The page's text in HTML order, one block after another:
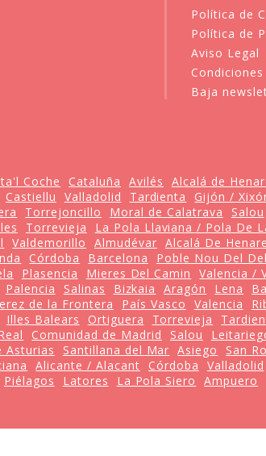
Política de
Política de
Aviso Legal
Baja
Coche Cataluña Avilés Alcalá de
Castiellu Valladolid Tardienta Gijón /
Torrejoncillo Moral de Calatrava Salou
Torrevieja La Pola Llaviana / Pola De
Valdemorillo Almudévar Alcalá De
Córdoba Barcelona Poble Nou Del
Plasencia Mieres Del Camin Valencia /
Palencia Salinas Bizkaia Aragón Lena
de la Frontera País Vasco Valencia
Illes Balears Ortiguera Torrevieja
Comunidad de Madrid Salou
Asturias Santillana del Mar Asiego San
Alicante / Alacant Córdoba Valladolid
Piélagos Latores La Pola Siero Ampuero